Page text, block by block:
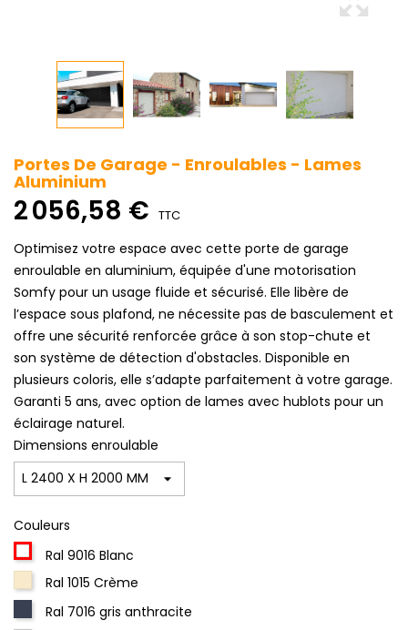
Portes De Garage - Enroulables - Lames
Aluminium
2 056,58 € TTC
Optimisez votre espace avec cette porte de garage
enroulable en aluminium, équipée d'une motorisation
Somfy pour un usage fluide et sécurisé. Elle libère de
l’espace sous plafond, ne nécessite pas de basculement et
offre une sécurité renforcée grâce à son stop-chute et
son système de détection d'obstacles. Disponible en
plusieurs coloris, elle s’adapte parfaitement à votre garage.
Garanti 5 ans, avec option de lames avec hublots pour un
éclairage naturel.
Dimensions enroulable
Couleurs
Ral 9016 Blanc
Ral 1015 Crème
Ral 7016 gris anthracite